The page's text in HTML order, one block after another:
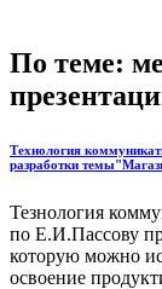
По теме:
Технология
разработки
Тезнология
по Е.И.Пассову
которую можно
освоение